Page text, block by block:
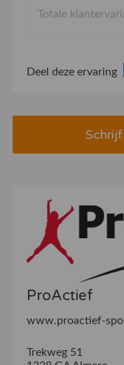
Totale
Deel deze ervaring
ProActief
www.proactief-
Trekweg 51